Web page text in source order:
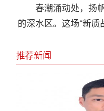
春潮涌动处，扬
的深水区。这场“新
推荐新闻